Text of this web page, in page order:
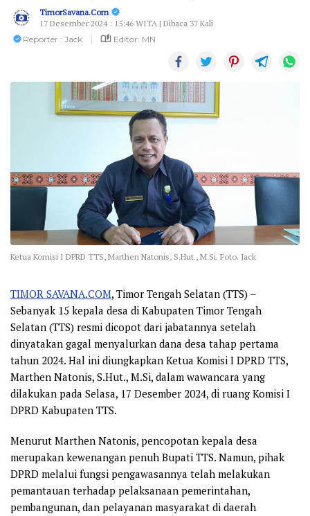
TimorSavana.Com
17 Desember 2024 : 15:46 WITA | Dibaca 37 Kali
Reporter : Jack
Editor: MN
Ketua Komisi I DPRD TTS, Marthen Natonis, S.Hut., M.Si. Foto. Jack
TIMOR SAVANA.COM, Timor Tengah Selatan (TTS) –
Sebanyak 15 kepala desa di Kabupaten Timor Tengah
Selatan (TTS) resmi dicopot dari jabatannya setelah
dinyatakan gagal menyalurkan dana desa tahap pertama
tahun 2024. Hal ini diungkapkan Ketua Komisi I DPRD TTS,
Marthen Natonis, S.Hut., M.Si, dalam wawancara yang
dilakukan pada Selasa, 17 Desember 2024, di ruang Komisi I
DPRD Kabupaten TTS.
Menurut Marthen Natonis, pencopotan kepala desa
merupakan kewenangan penuh Bupati TTS. Namun, pihak
DPRD melalui fungsi pengawasannya telah melakukan
pemantauan terhadap pelaksanaan pemerintahan,
pembangunan, dan pelayanan masyarakat di daerah